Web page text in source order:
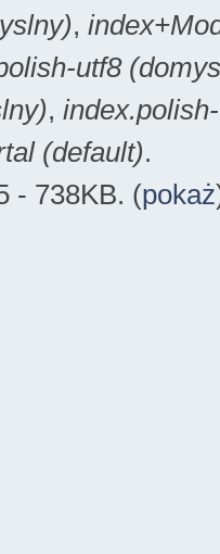
,
utf8
,
(default).
- 738KB. (pokaż